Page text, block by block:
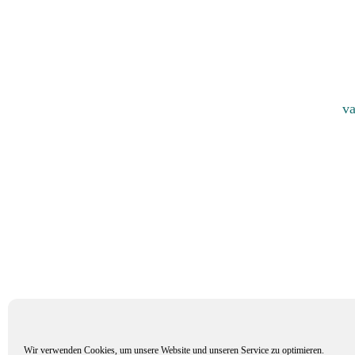
Wir verwenden Cookies, um unsere Website und unseren Service zu optimieren.